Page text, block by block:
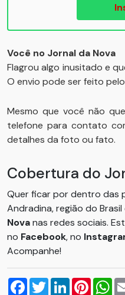
Você no Jornal da Nova
Flagrou algo inusitado e
O envio pode ser feito
Mesmo que você não
telefone para contato
detalhes da foto ou fato.
Cobertura do
Quer ficar por dentro das
Andradina, região do
Novanas redes sociais.
no Facebook, no
Acompanhe!
Facebook
TwitterLinkedIn